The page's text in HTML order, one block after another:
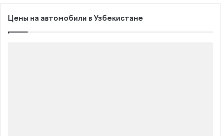
Цены на автомобили в Узбекистане